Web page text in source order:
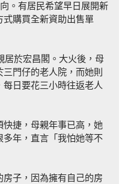
。有居民希望早日展開新
購買全新資助出售單
居於宏昌閣。大火後，母
門仔的老人院，而她則
日要花三小時往返老人
捷，母親年事已高，她
年，直言「我怕她等不
子，因為擁有自己的房